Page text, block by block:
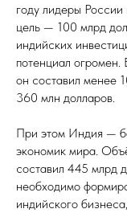
году лидеры
цель — 100 млрд
индийских
потенциал огромен.
он составил менее
360 млн долларов.
При этом Индия —
экономик мира.
составил 445 млрд
необходимо
индийского